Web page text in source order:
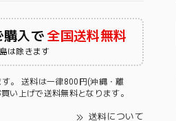
購入で全国送料無料
は除きます
。 送料は一律800円(沖縄・離
い上げで送料無料となります。
送料について